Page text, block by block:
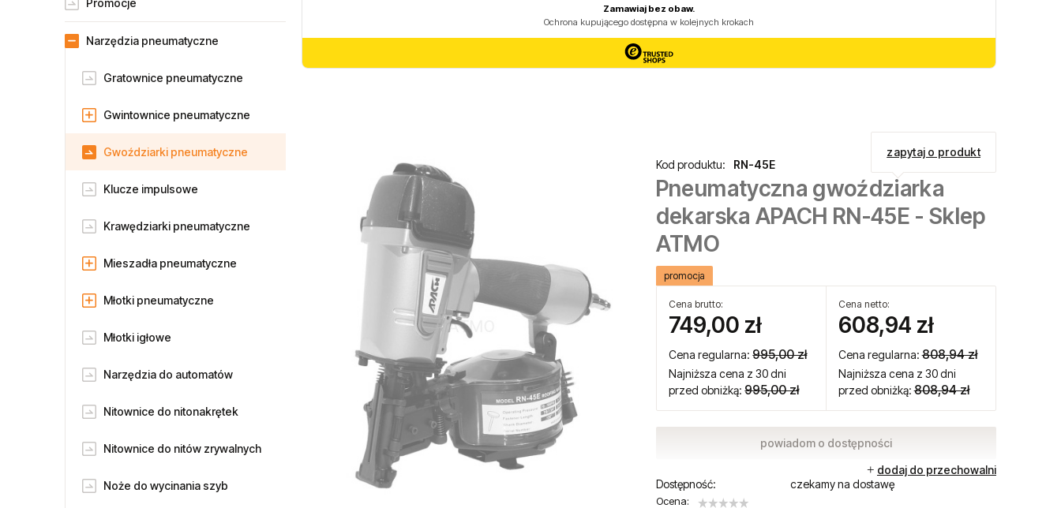
Narzędzia pneumatyczne
Gratownice pneumatyczne
Gwintownice pneumatyczne
Gwoździarki pneumatyczne
Klucze impulsowe
Krawędziarki pneumatyczne
Mieszadła pneumatyczne
Młotki pneumatyczne
Młotki igłowe
Narzędzia do automatów
Nitownice do nitonakrętek
Nitownice do nitów zrywalnych
Noże do wycinania szyb
Promocje
Pneumatyczna gwoździarka
dekarska APACH RN-45E - Sklep
ATMO
promocja
Cena brutto:
749,00 zł
Cena regularna:995,00 zł
Najniższa cena z 30 dni
przed obniżką:995,00 zł
Cena netto:
608,94 zł
Cena regularna:808,94 zł
Najniższa cena z 30 dni
przed obniżką:808,94 zł
powiadom o dostępności
dodaj do przechowalni
Dostępność:
czekamy na dostawę
Ocena:
Kod produktu: RN-45E
zapytaj o produkt